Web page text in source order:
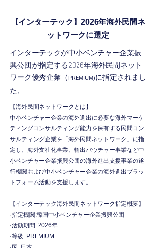
【インターテック】2026年海外民間ネ
ットワークに選定
インターテックが中小ベンチャー企業振
興公団が指定する2026年海外民間ネット
ワーク優秀企業（ PREMIUM)に指定されまし
た。
【海外民間ネットワークとは】
中小ベンチャー企業の海外進出に必要な海外マーケ
ティングコンサルティング能力を保有する民間コン
サルティング企業を「海外民間ネットワーク」に指
定し、海外支社化事業、輸出バウチャー事業など中
小ベンチャー企業振興公団の海外進出支援事業の遂
行機関および中小ベンチャー企業の海外進出プラッ
トフォーム活動を支援します。
【インターテック海外民間ネットワーク指定概要】
·指定機関:韓国中小ベンチャー企業振興公団
·活動期間: 2026年
·等級: PREMIUM